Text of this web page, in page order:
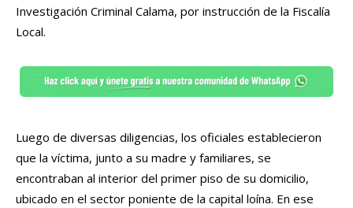
Investigación Criminal Calama, por instrucción de la Fiscalía
Local.
Luego de diversas diligencias, los oficiales establecieron
que la víctima, junto a su madre y familiares, se
encontraban al interior del primer piso de su domicilio,
ubicado en el sector poniente de la capital loína. En ese